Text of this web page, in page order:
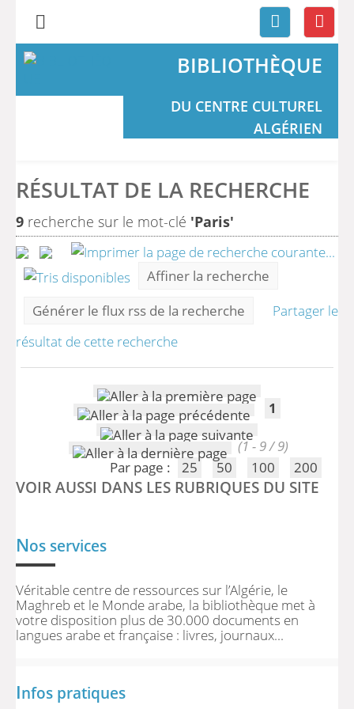
BIBLIOTHÈQUE
DU CENTRE CULTUREL
ALGÉRIEN
RÉSULTAT DE LA RECHERCHE
9 recherche sur le mot-clé 'Paris'
Affiner la recherche
Générer le flux rss de la recherche
Partager le
résultat de cette recherche
1
(1 - 9 / 9)
Par page :
25 50 100 200
VOIR AUSSI DANS LES RUBRIQUES DU SITE
Nos services
Véritable centre de ressources sur l’Algérie, le
Maghreb et le Monde arabe, la bibliothèque met à
votre disposition plus de 30.000 documents en
langues arabe et française : livres, journaux...
Infos pratiques